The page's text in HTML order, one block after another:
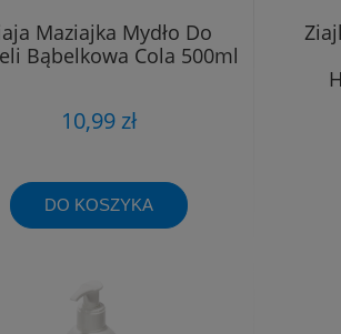
Maziajka Mydło Do
Bąbelkowa Cola 500ml
10,99 zł
DO KOSZYKA